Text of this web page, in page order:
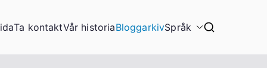
Ta kontaktVår historiaBloggarkivSpråk